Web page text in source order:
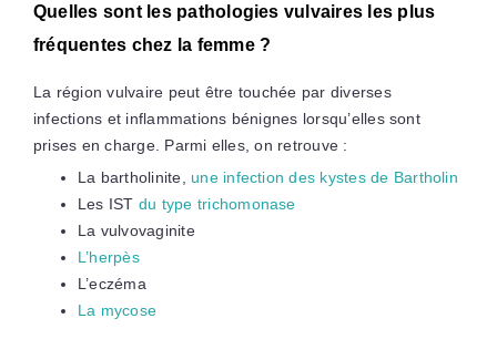
Quelles sont les pathologies vulvaires les plus
fréquentes chez la femme ?
La région vulvaire peut être touchée par diverses
infections et inflammations bénignes lorsqu’elles sont
prises en charge. Parmi elles, on retrouve :
La bartholinite, une infection des kystes de Bartholin
Les IST du type trichomonase
La vulvovaginite
L’herpès
L’eczéma
La mycose